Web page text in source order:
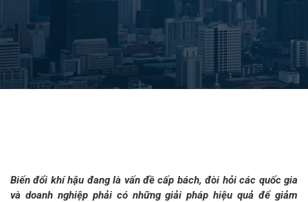
Biến đổi khí hậu đang là vấn đề cấp bách, đòi hỏi các quốc gia
và doanh nghiệp phải có những giải pháp hiệu quả để giảm